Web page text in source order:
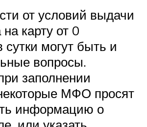
от условий выдачи
карту от 0
сутки могут быть и
вопросы.
заполнении
МФО просят
информацию о